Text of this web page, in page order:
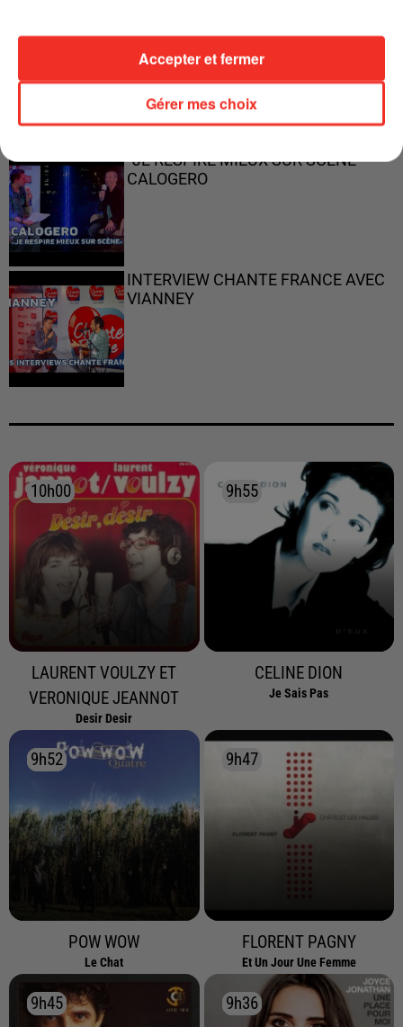
"ON N'EST PAS DES PARENTS
PARFAITS"
"JE RESPIRE MIEUX SUR SCÈNE" -
CALOGERO
INTERVIEW CHANTE FRANCE AVEC
VIANNEY
10h00
10h00
LAURENT VOULZY ET
VERONIQUE JEANNOT
Desir Desir
9h55
9h55
CELINE DION
Je Sais Pas
9h52
9h52
POW WOW
Le Chat
9h47
9h47
FLORENT PAGNY
Et Un Jour Une Femme
9h45
9h45 9h36
9h36
Gérer mes choix
Accepter et fermer